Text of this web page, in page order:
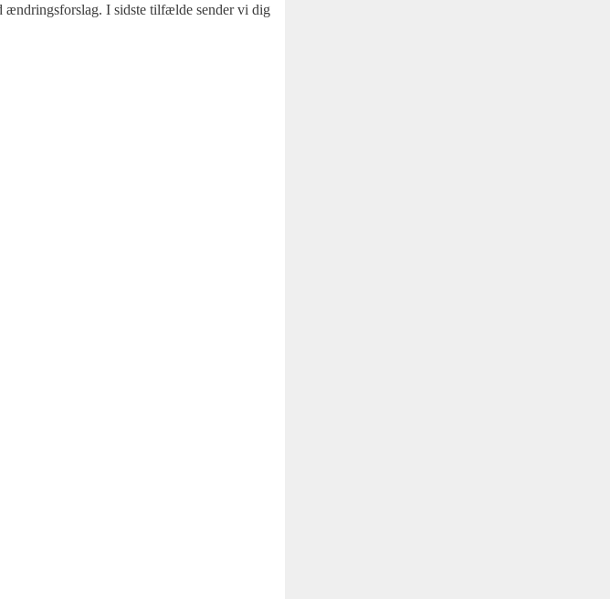
ændrings­for­slag. I sid­ste til­fæl­de sen­der vi dig